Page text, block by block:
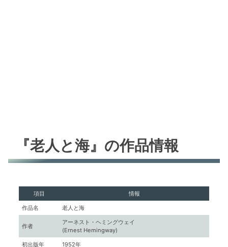
『老人と海』の作品情報
項目
情報
作品名
老人と海
作者
アーネスト・ヘミングウェイ
(Ernest Hemingway)
初出版年
1952年